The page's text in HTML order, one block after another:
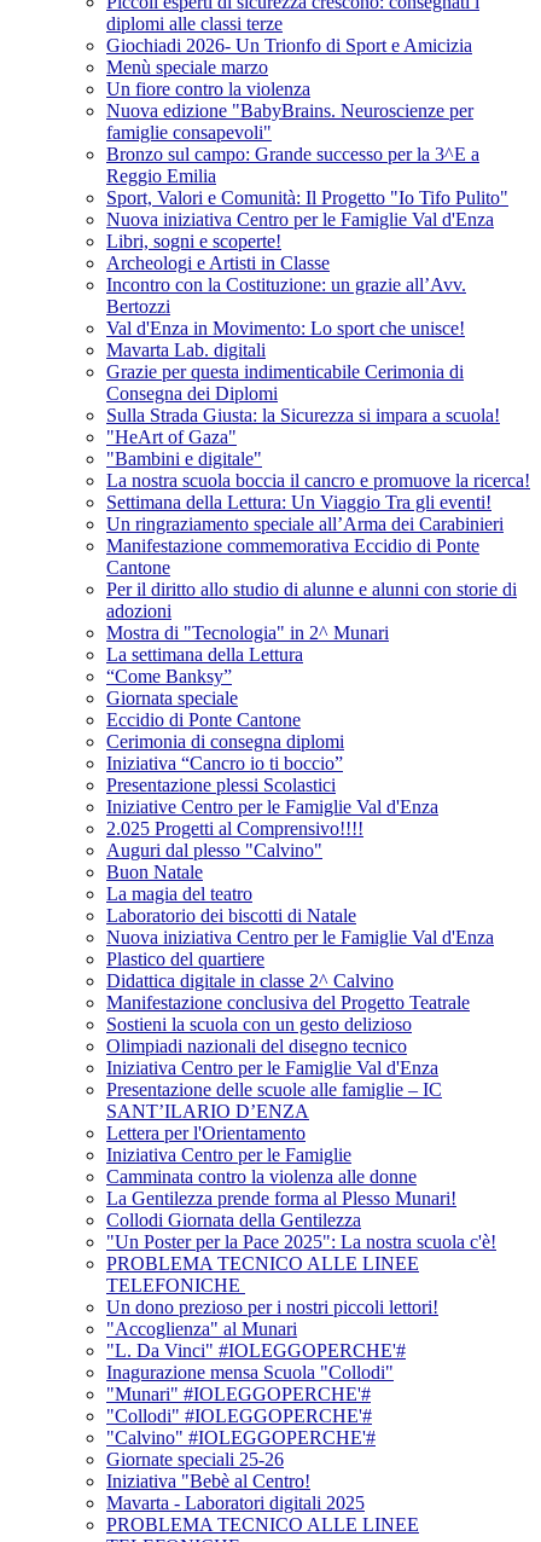
diplomi alle classi terze
Giochiadi 2026- Un Trionfo di Sport e Amicizia
Menù speciale marzo
Un fiore contro la violenza
Nuova edizione "BabyBrains. Neuroscienze per
famiglie consapevoli"
Bronzo sul campo: Grande successo per la 3^E a
Reggio Emilia
Sport, Valori e Comunità: Il Progetto "Io Tifo Pulito"
Nuova iniziativa Centro per le Famiglie Val d'Enza
Libri, sogni e scoperte!
Archeologi e Artisti in Classe
Incontro con la Costituzione: un grazie all’Avv.
Bertozzi
Val d'Enza in Movimento: Lo sport che unisce!
Mavarta Lab. digitali
Grazie per questa indimenticabile Cerimonia di
Consegna dei Diplomi
Sulla Strada Giusta: la Sicurezza si impara a scuola!
"HeArt of Gaza"
"Bambini e digitale"
La nostra scuola boccia il cancro e promuove la ricerca!
Settimana della Lettura: Un Viaggio Tra gli eventi!
Un ringraziamento speciale all’Arma dei Carabinieri
Manifestazione commemorativa Eccidio di Ponte
Cantone
Per il diritto allo studio di alunne e alunni con storie di
adozioni
Mostra di "Tecnologia" in 2^ Munari
La settimana della Lettura
“Come Banksy”
Giornata speciale
Eccidio di Ponte Cantone
Cerimonia di consegna diplomi
Iniziativa “Cancro io ti boccio”
Presentazione plessi Scolastici
Iniziative Centro per le Famiglie Val d'Enza
2.025 Progetti al Comprensivo!!!!
Auguri dal plesso "Calvino"
Buon Natale
La magia del teatro
Laboratorio dei biscotti di Natale
Nuova iniziativa Centro per le Famiglie Val d'Enza
Plastico del quartiere
Didattica digitale in classe 2^ Calvino
Manifestazione conclusiva del Progetto Teatrale
Sostieni la scuola con un gesto delizioso
Olimpiadi nazionali del disegno tecnico
Iniziativa Centro per le Famiglie Val d'Enza
Presentazione delle scuole alle famiglie – IC
SANT’ILARIO D’ENZA
Lettera per l'Orientamento
Iniziativa Centro per le Famiglie
Camminata contro la violenza alle donne
La Gentilezza prende forma al Plesso Munari!
Collodi Giornata della Gentilezza
"Un Poster per la Pace 2025": La nostra scuola c'è!
PROBLEMA TECNICO ALLE LINEE
TELEFONICHE
Un dono prezioso per i nostri piccoli lettori!
"Accoglienza" al Munari
"L. Da Vinci" #IOLEGGOPERCHE'#
Inagurazione mensa Scuola "Collodi"
"Munari" #IOLEGGOPERCHE'#
"Collodi" #IOLEGGOPERCHE'#
"Calvino" #IOLEGGOPERCHE'#
Giornate speciali 25-26
Iniziativa "Bebè al Centro!
Mavarta - Laboratori digitali 2025
PROBLEMA TECNICO ALLE LINEE